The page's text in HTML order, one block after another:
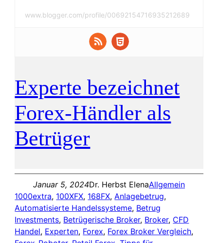
www.blogger.com/profile/00692154716935212689
Experte bezeichnet
Forex-Händler als
Betrüger
Januar 5, 2024Dr. Herbst ElenaAllgemein
1000extra, 100XFX, 168FX, Anlagebetrug
Automatisierte Handelssysteme, Betrug
Investments, Betrügerische Broker, Broker, CFD
Handel, Experten, Forex, Forex Broker Vergleich